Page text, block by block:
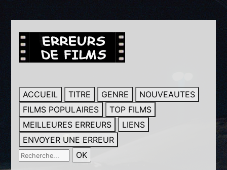
ACCUEIL TITRE GENRE
NOUVEAUTES
FILMS POPULAIRES
TOP FILMS
MEILLEURES ERREURS
LIENS
ENVOYER UNE ERREUR